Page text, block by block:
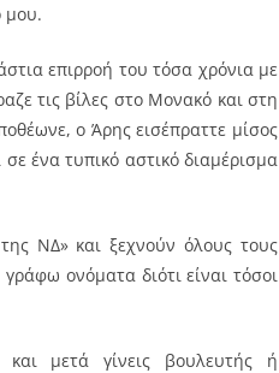
μου.
επιρροή του τόσα χρόνια με
τις βίλες στο Μονακό και στη
ο Άρης εισέπραττε μίσος
ένα τυπικό αστικό διαμέρισμα
ΝΔ» και ξεχνούν όλους τους
ονόματα διότι είναι τόσοι
μετά γίνεις βουλευτής ή